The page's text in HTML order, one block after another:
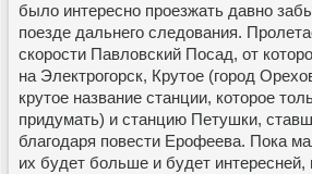
было интересно проезжать давно
поезде дальнего следования.
скорости Павловский Посад, от
на Электрогорск, Крутое (город
крутое название станции, которое
придумать) и станцию Петушки,
благодаря повести Ерофеева. Пока
их будет больше и будет интересней,